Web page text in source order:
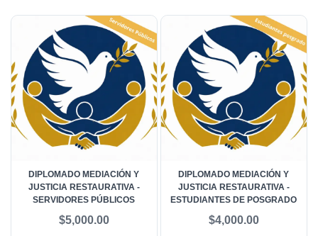
DIPLOMADO MEDIACIÓN Y
JUSTICIA RESTAURATIVA -
SERVIDORES PÚBLICOS
$5,000.00
DIPLOMADO MEDIACIÓN Y
JUSTICIA RESTAURATIVA -
ESTUDIANTES DE POSGRADO
$4,000.00